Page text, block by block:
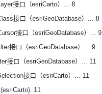
接口（esriCarto）... 8
接口（esriGeoDatabase）... 8
接口（esriGeoDatabase）... 9
接口（esriGeoDatabase）... 9
接口（esriGeoDatabase）... 11
接口（esriCarto）... 11
11